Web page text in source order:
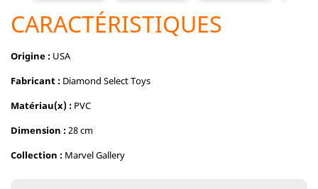
CARACTÉRISTIQUES
Origine : USA
Fabricant : Diamond Select Toys
Matériau(x) : PVC
Dimension :28 cm
Collection : Marvel Gallery